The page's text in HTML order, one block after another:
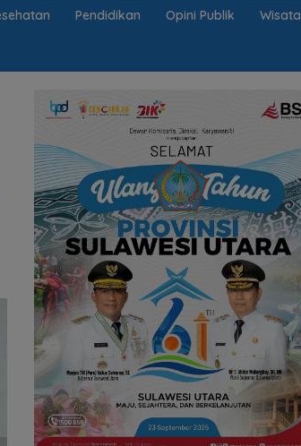
Pendidikan Opini Publik Wisata